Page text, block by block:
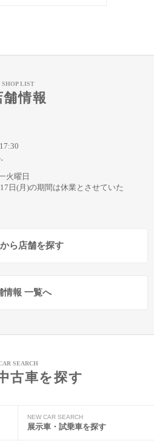
SHOP LIST
舗情報
火曜日
日(月)の期間は休業とさせていた
ら店舗を探す
情報 一覧へ
SEARCH
古車を探す
NEW CAR SEARCH
展示車・試乗車を探す